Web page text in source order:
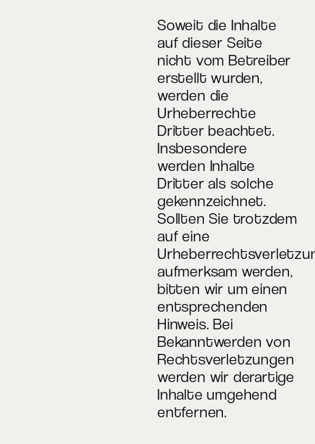
Soweit die Inhalte
auf dieser Seite
nicht vom Betreiber
erstellt wurden,
werden die
Urheberrechte
Dritter beachtet.
Insbesondere
werden Inhalte
Dritter als solche
gekennzeichnet.
Sollten Sie trotzdem
auf eine
aufmerksam werden,
bitten wir um einen
entsprechenden
Hinweis. Bei
Bekanntwerden von
Rechtsverletzungen
werden wir derartige
Inhalte umgehend
entfernen.